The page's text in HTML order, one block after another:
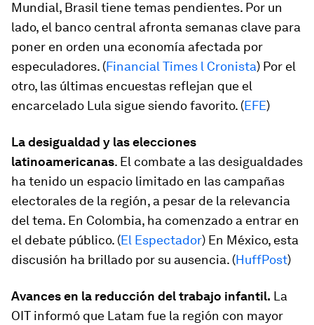
Mundial, Brasil tiene temas pendientes. Por un
lado, el banco central afronta semanas clave para
poner en orden una economía afectada por
especuladores. (Financial Times l Cronista) Por el
otro, las últimas encuestas reflejan que el
encarcelado Lula sigue siendo favorito. (EFE)
La desigualdad y las elecciones
latinoamericanas. El combate a las desigualdades
ha tenido un espacio limitado en las campañas
electorales de la región, a pesar de la relevancia
del tema. En Colombia, ha comenzado a entrar en
el debate público. (El Espectador) En México, esta
discusión ha brillado por su ausencia. (HuffPost)
Avances en la reducción del trabajo infantil. La
OIT informó que Latam fue la región con mayor